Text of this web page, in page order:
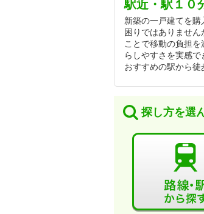
駅近・駅１０
新築の一戸建てを
困りではありませ
ことで移動の負担
らしやすさを実感
おすすめの駅から徒
探し方を選